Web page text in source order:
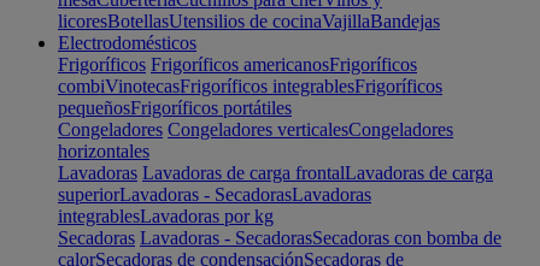
licoresBotellasUtensilios de cocinaVajillaBandejas
Electrodomésticos
Frigoríficos Frigoríficos americanosFrigoríficos
combiVinotecasFrigoríficos integrablesFrigoríficos
pequeñosFrigoríficos portátiles
Congeladores Congeladores verticalesCongeladores
horizontales
Lavadoras Lavadoras de carga frontalLavadoras de carga
superiorLavadoras - SecadorasLavadoras
integrablesLavadoras por kg
Secadoras Lavadoras - SecadorasSecadoras con bomba de
calorSecadoras de condensaciónSecadoras de